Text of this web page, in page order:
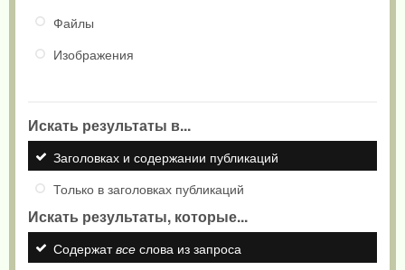
Файлы
Изображения
Искать результаты в...
Заголовках и содержании публикаций
Только в заголовках публикаций
Искать результаты, которые...
Содержатвсе слова из запроса